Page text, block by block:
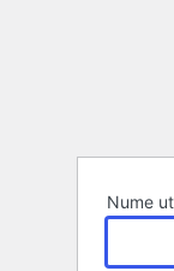
Nume